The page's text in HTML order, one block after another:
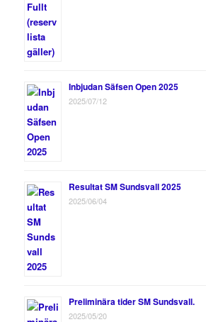
Inbjudan Säfsen Open 2025
2025/07/12
Resultat SM Sundsvall 2025
2025/06/04
Preliminära tider SM Sundsvall.
2025/05/20